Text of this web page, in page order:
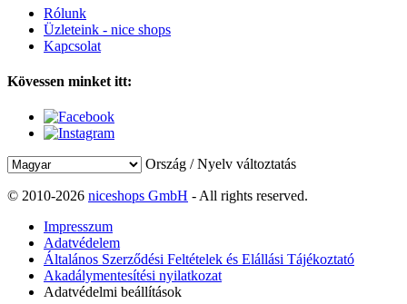
Rólunk
Üzleteink - nice shops
Kapcsolat
Kövessen minket itt:
Ország / Nyelv változtatás
© 2010-2026 niceshops GmbH - All rights reserved.
Impresszum
Adatvédelem
Általános Szerződési Feltételek és Elállási Tájékoztató
Akadálymentesítési nyilatkozat
Adatvédelmi beállítások